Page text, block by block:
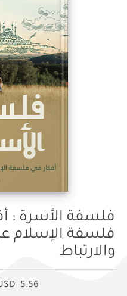
فلسفة الأسرة :
فلسفة الإسلام
والارتباط
5.56